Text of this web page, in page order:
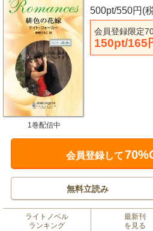
500pt/550円(
会員登録限定
150pt/165
1巻配信中
会員登録して
無料立読み
ライトノベル
ランキング
最新刊
を見る